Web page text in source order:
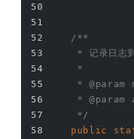
/**
* 记录日志
     *
     *
@param
     *
@param
     */
public